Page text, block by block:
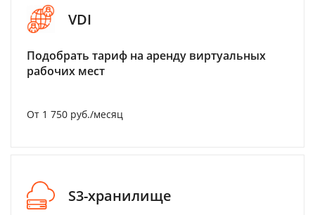
VDI
Подобрать тариф на аренду виртуальных
рабочих мест
От 1 750 руб./месяц
S3-хранилище